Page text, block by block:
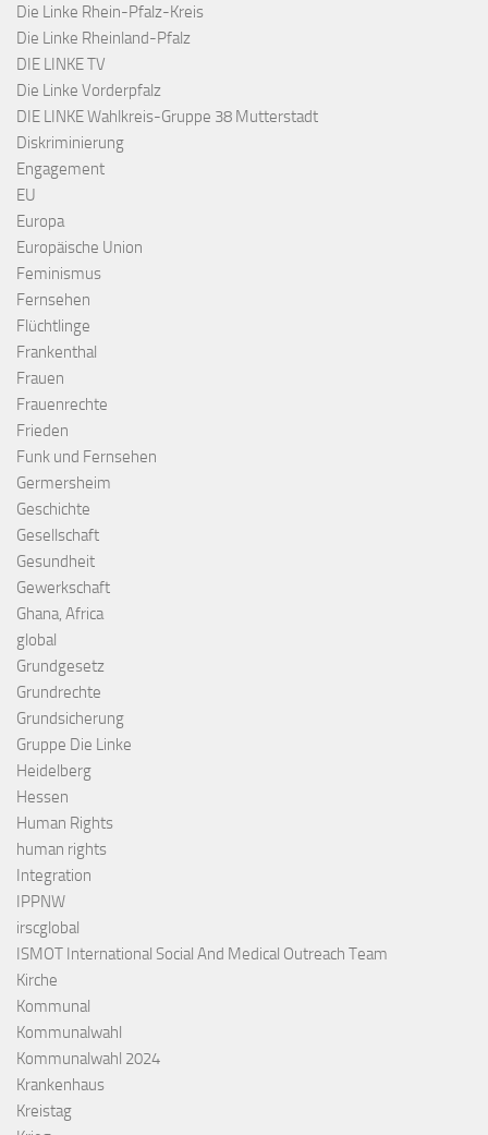
Die Linke Rhein-Pfalz-Kreis
Die Linke Rheinland-Pfalz
DIE LINKE TV
Die Linke Vorderpfalz
DIE LINKE Wahlkreis-Gruppe 38 Mutterstadt
Diskriminierung
Engagement
EU
Europa
Europäische Union
Feminismus
Fernsehen
Flüchtlinge
Frankenthal
Frauen
Frauenrechte
Frieden
Funk und Fernsehen
Germersheim
Geschichte
Gesellschaft
Gesundheit
Gewerkschaft
Ghana, Africa
global
Grundgesetz
Grundrechte
Grundsicherung
Gruppe Die Linke
Heidelberg
Hessen
Human Rights
human rights
Integration
IPPNW
irscglobal
ISMOT International Social And Medical Outreach Team
Kirche
Kommunal
Kommunalwahl
Kommunalwahl 2024
Krankenhaus
Kreistag